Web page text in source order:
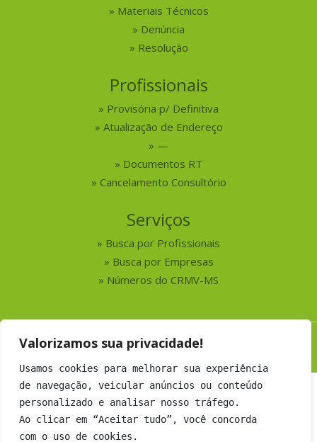
Valorizamos sua privacidade!
Usamos cookies para melhorar sua experiência
de navegação, veicular anúncios ou conteúdo
personalizado e analisar nosso tráfego.
Ao clicar em “Aceitar tudo”, você concorda
com o uso de cookies.
Materiais Técnicos
Denúncia
Resolução
Profissionais
Provisória p/ Definitiva
Atualização de Endereço
—
Documentos RT
Cancelamento Consultório
Serviços
Busca por Profissionais
Busca por Empresas
Números do CRMV-MS
Copyright 2019 CRMV-MS - Todos os direitos Reservados.